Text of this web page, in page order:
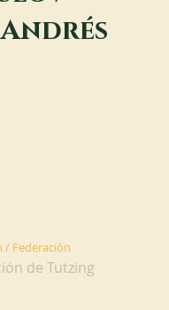
/ Federación
de Tutzing